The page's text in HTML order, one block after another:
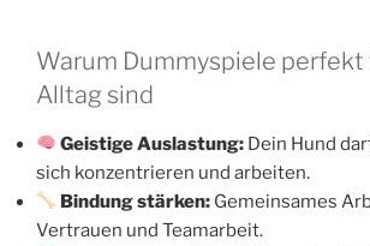
Warum Dummyspiele perfekt
Alltag sind
Geistige Auslastung: Dein Hund
sich konzentrieren und arbeiten.
Bindung stärken: Gemeinsames
Vertrauen und Teamarbeit.